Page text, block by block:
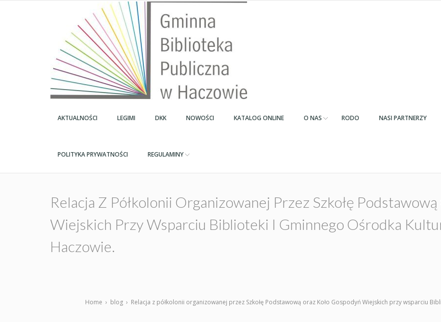
AKTUALNOŚCI LEGIMI DKK NOWOŚCI KATALOG ONLINE O NAS RODO NASI PARTNERZY
POLITYKA PRYWATNOŚCI REGULAMINY
Relacja Z Półkolonii Organizowanej Przez Szkołę
Wiejskich Przy Wsparciu Biblioteki I Gminnego Ośrodka
Haczowie.
Home › blog › Relacja z półkolonii organizowanej przez Szkołę Podstawową oraz Koło Gospodyń Wiejskich przy wsparciu